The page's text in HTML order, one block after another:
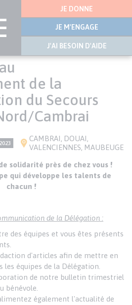
latérale
JE DONNE
JE M'ENGAGE
J'AI BESOIN D'AIDE
de la
du Secours
Cambrai
VILLE(S)
CAMBRAI DOUAI
VALENCIENNES MAUBEUGE
solidarité près de chez vous !
qui développe les talents de
chacun !
de la Délégation :
des équipes et vous êtes présents
d'articles afin de mettre en
les équipes de la Délégation.
de notre bulletin trimestriel
bénévole.
également l'actualité de